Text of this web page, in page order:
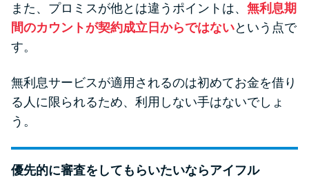
また、プロミスが他とは違うポイントは、 無利息期
間のカウントが契約成立日からではないという点で
す。
無利息サービスが適用されるのは初めてお金を借り
る人に限られるため、利用しない手はないでしょ
う。
優先的に審査をしてもらいたいならアイフル